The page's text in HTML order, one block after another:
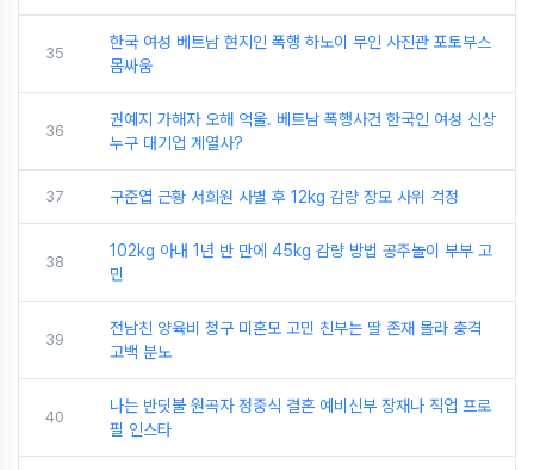
35
한국 여성 베트남 현지인 폭행 하노이 무인 사진관 포토부스
몸싸움
36
권예지 가해자 오해 억울. 베트남 폭행사건 한국인 여성 신상
누구 대기업 계열사?
37 구준엽 근황 서희원 사별 후 12kg 감량 장모 사위 걱정
38
102kg 아내 1년 반 만에 45kg 감량 방법 공주놀이 부부 고
민
39
전남친 양육비 청구 미혼모 고민 친부는 딸 존재 몰라 충격
고백 분노
40
나는 반딧불 원곡자 정중식 결혼 예비신부 장재나 직업 프로
필 인스타